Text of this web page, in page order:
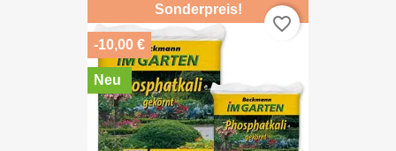
Sonderpreis!
-10,00 €
Neu
favorite_border